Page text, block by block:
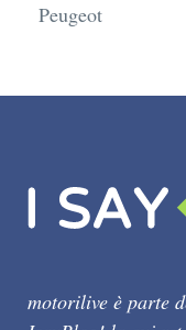
Peugeot
motorilive è parte